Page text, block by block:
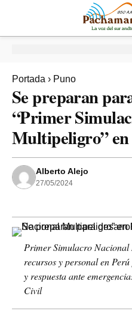
Portada › Puno
Se preparan
“Primer
Multipeligro”
Alberto Alejo
27/05/2024
Primer Simulacro
recursos y personal en
y respuesta ante
Civil